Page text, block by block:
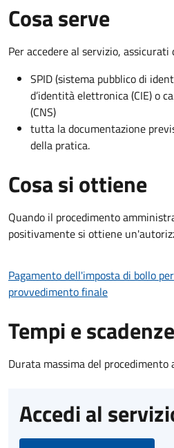
Cosa serve
Per accedere al servizio, assicurati
SPID (sistema pubblico di
d’identità elettronica (CIE) o
(CNS)
tutta la documentazione
della pratica.
Cosa si ottiene
Quando il procedimento
positivamente si ottiene
Pagamento dell'imposta di bollo
provvedimento finale
Tempi e scadenze
Durata massima del
Accedi al